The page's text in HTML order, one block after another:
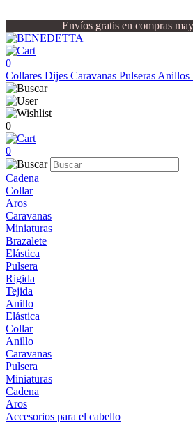
Envíos gratis en compras
0
Collares Dijes Caravanas Pulseras Anillos
0
0
Cadena
Collar
Aros
Caravanas
Miniaturas
Brazalete
Elástica
Pulsera
Rigida
Tejida
Anillo
Elástica
Collar
Anillo
Caravanas
Pulsera
Miniaturas
Cadena
Aros
Accesorios para el cabello